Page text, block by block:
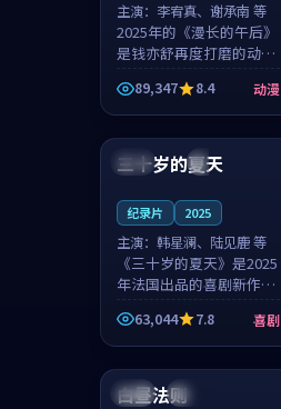
主演： 李宥真、谢承南 等
2025年的《漫长的午后》
是钱亦舒再度打磨的动漫
佳作。中国大陆的取景与
海岛日常的氛围相互成
就，李宥真与谢承南的对
手戏自然克制，让整部影
片在悬念与...
89,347 8.4 动漫
法国 4K
99:12
三十岁的夏天
纪录片 2025
主演： 韩星澜、陆见鹿 等
《三十岁的夏天》是2025
年法国出品的喜剧新作，
主创团队希望用深夜电台
的故事让观众停下来想一
想。韩星澜领衔，陆见鹿
担任重要角色，山田纯一
的叙事节...
63,044 7.8 喜剧
美国 连载中
99:20
白昼法则